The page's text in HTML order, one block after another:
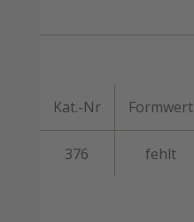
Kat.-Nr Formwert
376 fehlt